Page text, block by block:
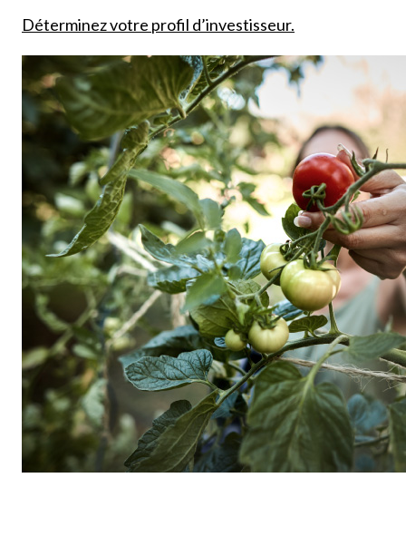
Déterminez votre profil d’investisseur.